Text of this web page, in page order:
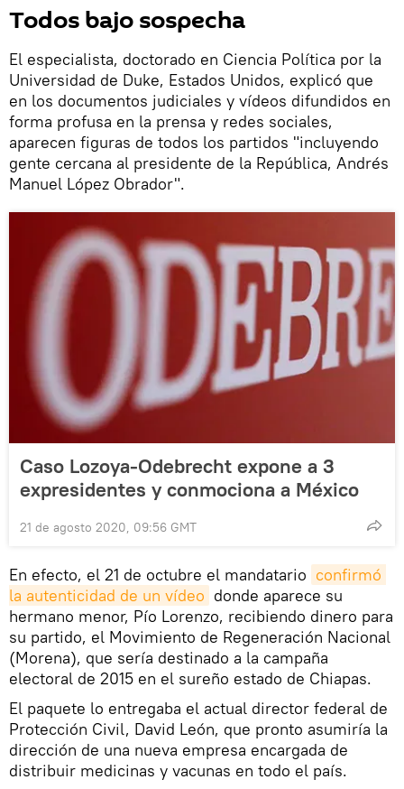
Todos bajo sospecha
El especialista, doctorado en Ciencia Política por la
Universidad de Duke, Estados Unidos, explicó que
en los documentos judiciales y vídeos difundidos en
forma profusa en la prensa y redes sociales,
aparecen figuras de todos los partidos "incluyendo
gente cercana al presidente de la República, Andrés
Manuel López Obrador".
Caso Lozoya-Odebrecht expone a 3
expresidentes y conmociona a México
21 de agosto 2020, 09:56 GMT
En efecto, el 21 de octubre el mandatario confirmó
la autenticidad de un vídeo donde aparece su
hermano menor, Pío Lorenzo, recibiendo dinero para
su partido, el Movimiento de Regeneración Nacional
(Morena), que sería destinado a la campaña
electoral de 2015 en el sureño estado de Chiapas.
El paquete lo entregaba el actual director federal de
Protección Civil, David León, que pronto asumiría la
dirección de una nueva empresa encargada de
distribuir medicinas y vacunas en todo el país.